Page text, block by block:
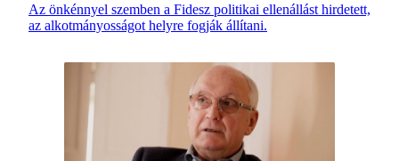
Az önkénnyel szemben a Fidesz politikai ellenállást hirdetett,
az alkotmányosságot helyre fogják állítani.